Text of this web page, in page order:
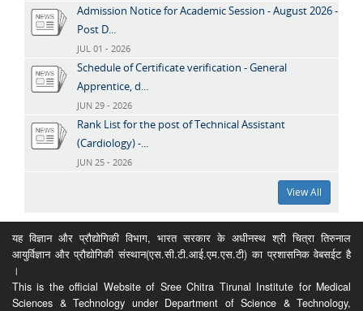
Admission Notice for Academic Session - August 2026 -
Post D...
JUL 01 - 2026
Schedule of Certificate verification - General
Apprentice, d...
JUN 29 - 2026
Rank List for the post of Technical Assistant
(Cardiology) -...
JUN 25 - 2026
View All
यह विज्ञान और प्रौद्योगिकी विभाग, भारत सरकार के अधीनस्थ श्री चित्रा तिरुनाल
आयुर्विज्ञान और प्रौद्योगिकी संस्थान(एस.सी.टी.आई.एम.एस.टी) का प्रशासनिक वेबसईट है
।
This is the official Website of Sree Chitra Tirunal Institute for Medical
Sciences & Technology under Department of Science & Technology,